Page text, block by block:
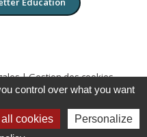
|Gestion des cookies
TBI-Direct Tous droits réservés
control over what you want
all cookies
Personalize